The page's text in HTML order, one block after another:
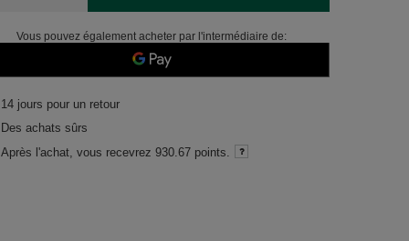
Vous pouvez également acheter par l'intermédiaire de:
14 jours pour un retour
Des achats sûrs
Après l'achat, vous recevrez930.67 points.